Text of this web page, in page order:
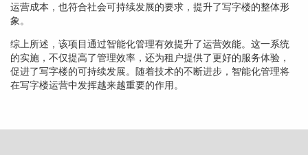
运营成本，也符合社会可持续发展的要求，提升了写字楼的整体形
象。
综上所述，该项目通过智能化管理有效提升了运营效能。这一系统
的实施，不仅提高了管理效率，还为租户提供了更好的服务体验，
促进了写字楼的可持续发展。随着技术的不断进步，智能化管理将
在写字楼运营中发挥越来越重要的作用。